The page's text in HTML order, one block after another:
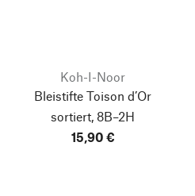
Koh-I-Noor
Bleistifte Toison d’Or
sortiert, 8B–2H
15,90 €